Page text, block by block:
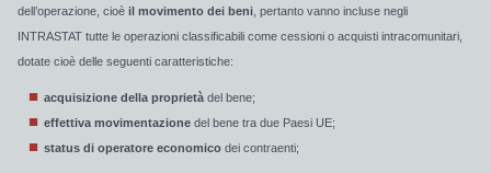
dell’operazione, cioè il movimento dei beni , pertanto vanno incluse negli
INTRASTAT tutte le operazioni classificabili come cessioni o acquisti intracomunitari,
dotate cioè delle seguenti caratteristiche:
acquisizione della proprietà del bene;
effettiva movimentazione del bene tra due Paesi UE;
status di operatore economico dei contraenti;